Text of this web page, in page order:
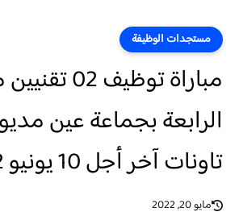
مستجدات الوظيفة
مباراة
الرابعة بجماعة عين
تاونات آخر أجل 10 يونيو 2022
مايو 20, 2022